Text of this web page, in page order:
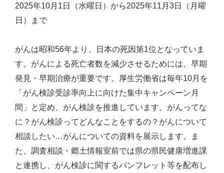
2025年10月1日（水曜日）から2025年11月3日（月曜
日）まで
がんは昭和56年より、日本の死因第1位となっていま
す。がんによる死亡者数を減少させるためには、早期
発見・早期治療が重要です。厚生労働省は毎年10月を
「がん検診受診率向上に向けた集中キャンペーン月
間」と定め、がん検診を推進しています。がんってな
に？がん検診ってどんなことをするの？がんについて
相談したい…がんについての資料を展示します。ま
た、調査相談・郷土情報室前では県の県民健康増進課
と連携し、がん検診に関するパンフレット等を配布し